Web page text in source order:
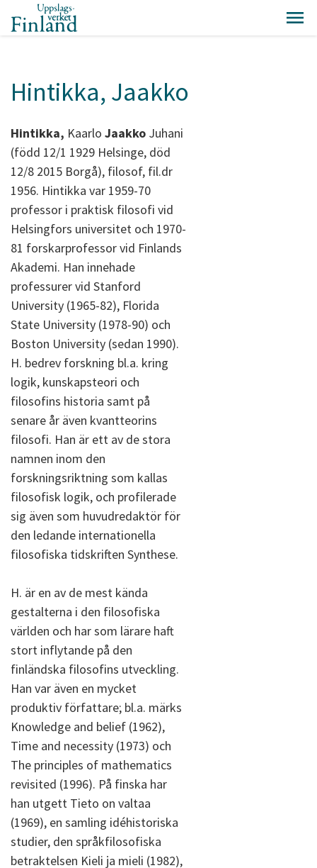
Hintikka, Jaakko
Hintikka, Kaarlo Jaakko Juhani
(född 12/1 1929 Helsinge, död
12/8 2015 Borgå), filosof, fil.dr
1956. Hintikka var 1959-70
professor i praktisk filosofi vid
Helsingfors universitet och 1970-
81 forskarprofessor vid Finlands
Akademi. Han innehade
professurer vid Stanford
University (1965-82), Florida
State University (1978-90) och
Boston University (sedan 1990).
H. bedrev forskning bl.a. kring
logik, kunskapsteori och
filosofins historia samt på
senare år även kvantteorins
filosofi. Han är ett av de stora
namnen inom den
forskningsriktning som kallas
filosofisk logik, och profilerade
sig även som huvudredaktör för
den ledande internationella
filosofiska tidskriften Synthese.
H. är en av de mest kända
gestalterna i den filosofiska
världen och har som lärare haft
stort inflytande på den
finländska filosofins utveckling.
Han var även en mycket
produktiv författare; bl.a. märks
Knowledge and belief (1962),
Time and necessity (1973) och
The principles of mathematics
revisited (1996). På finska har
han utgett Tieto on valtaa
(1969), en samling idéhistoriska
studier, den språkfilosofiska
betraktelsen Kieli ja mieli (1982),